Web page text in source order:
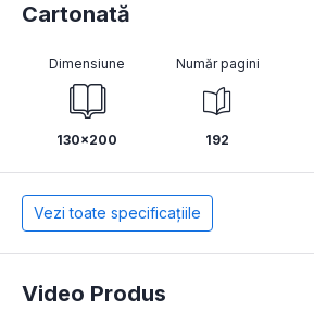
Cartonată
Dimensiune
130x200
Număr pagini
192
Vezi toate specificațiile
Video Produs